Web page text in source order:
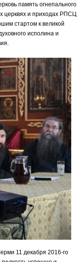
память огнепального
церквях и приходах РПСЦ
стартом к великой
исполина и
11 декабря 2016-го